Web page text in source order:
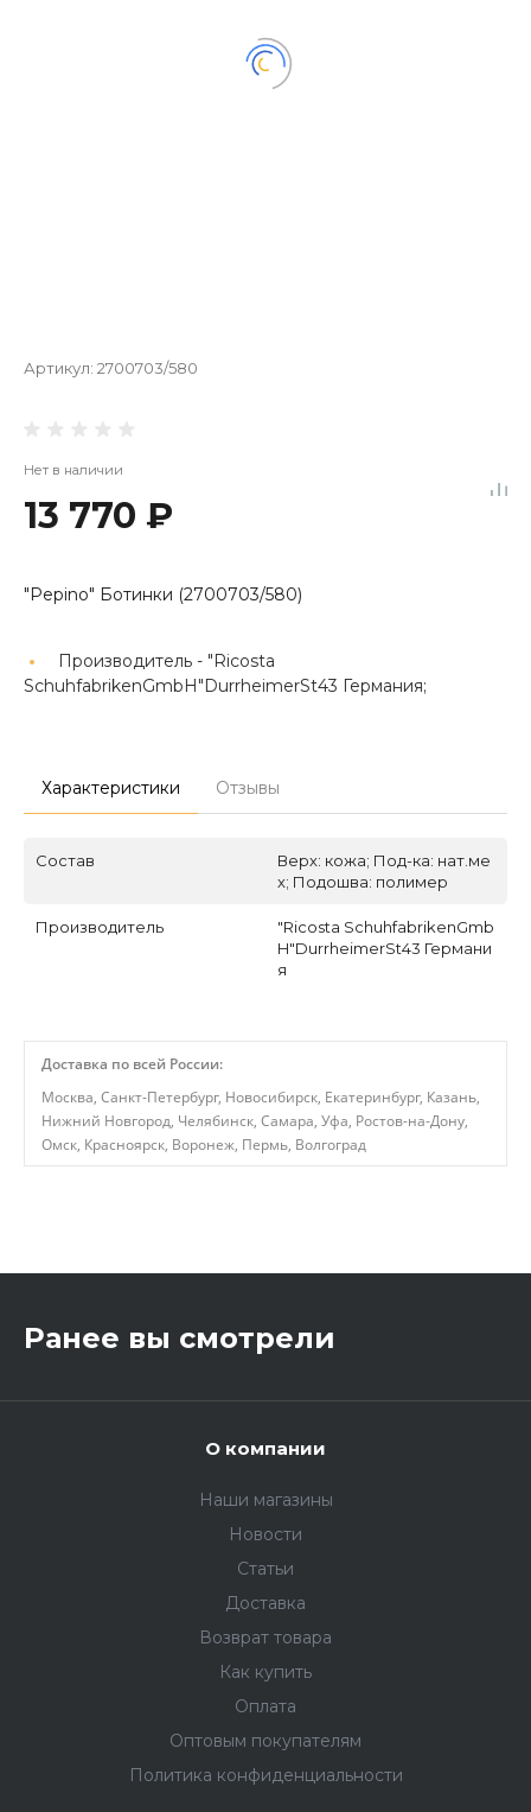
Артикул: 2700703/580
Нет в наличии
13 770 ₽
"Pepino" Ботинки (2700703/580)
Производитель - "Ricosta
SchuhfabrikenGmbH"DurrheimerSt43 Германия;
Характеристики Отзывы
Состав
Верх: кожа; Под-ка: нат.ме
х; Подошва: полимер
Производитель
"Ricosta SchuhfabrikenGmb
H"DurrheimerSt43 Германи
я
Доставка по всей России:
Москва, Санкт-Петербург, Новосибирск, Екатеринбург, Казань,
Нижний Новгород, Челябинск, Самара, Уфа, Ростов-на-Дону,
Омск, Красноярск, Воронеж, Пермь, Волгоград
Ранее вы смотрели
О компании
Наши магазины
Новости
Статьи
Доставка
Возврат товара
Как купить
Оплата
Оптовым покупателям
Политика конфиденциальности